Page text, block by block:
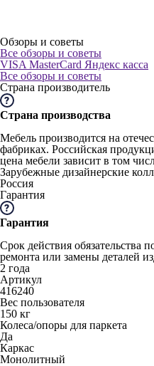
Обзоры и советы
Все обзоры и советы
VISA MasterCard Яндекс касса
Все обзоры и советы
Страна производитель
Страна производства
Мебель производится на
фабриках. Российская
цена мебели зависит в том
Зарубежные дизайнерские
Россия
Гарантия
Гарантия
Срок действия обязательства
ремонта или замены деталей
2 года
Артикул
416240
Вес пользователя
150 кг
Колеса/опоры для паркета
Да
Каркас
Монолитный